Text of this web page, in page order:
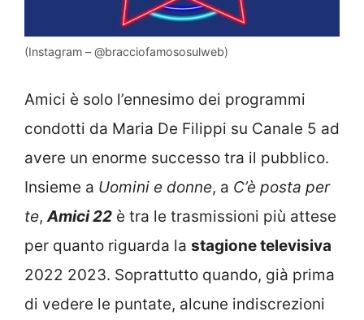
(Instagram – @bracciofamososulweb)
Amici è solo l’ennesimo dei programmi
condotti da Maria De Filippi su Canale 5 ad
avere un enorme successo tra il pubblico.
Insieme a Uomini e donne, a C’è posta per
te,Amici 22 è tra le trasmissioni più attese
per quanto riguarda la stagione televisiva
2022 2023. Soprattutto quando, già prima
di vedere le puntate, alcune indiscrezioni